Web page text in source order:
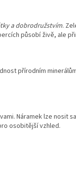
a dobrodružstvím.
působí živě, ale
přírodním
Náramek lze nosit
osobitější vzhled.